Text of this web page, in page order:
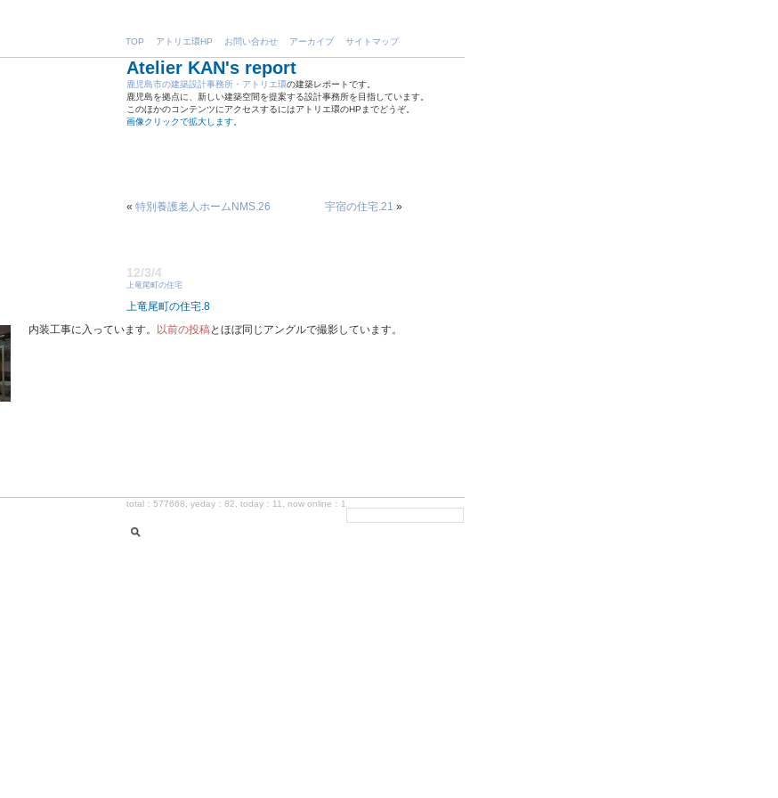
TOP アトリエ環HP お問い合わせ アーカイブ サイトマップ
Atelier KAN's report
鹿児島市の建築設計事務所・アトリエ環の建築レポートです。
鹿児島を拠点に、新しい建築空間を提案する設計事務所を目指しています。
このほかのコンテンツにアクセスするにはアトリエ環のHPまでどうぞ。
画像クリックで拡大します。
« 特別養護老人ホームNMS.26 宇宿の住宅.21 »
12/3/4
上竜尾町の住宅
上竜尾町の住宅.8
内装工事に入っています。
以前の投稿 とほぼ同じアングルで撮影しています。
total：577668, yeday：82, today：11, now online：1